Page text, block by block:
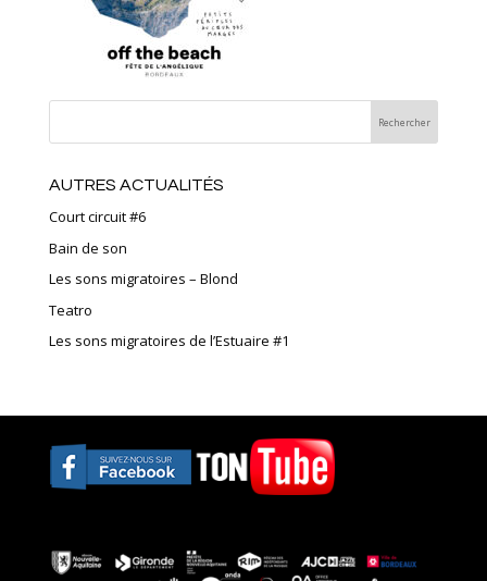
AUTRES ACTUALITÉS
Court circuit #6
Bain de son
Les sons migratoires – Blond
Teatro
Les sons migratoires de l’Estuaire #1